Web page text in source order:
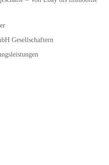
Gesellschaftern